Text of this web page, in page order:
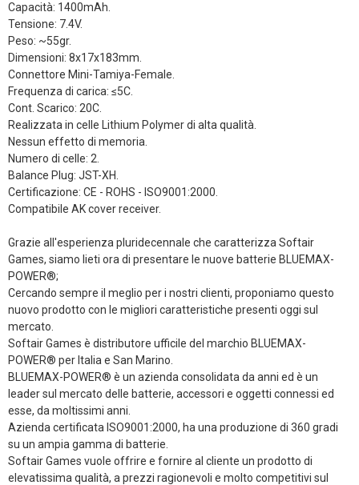
Capacità: 1400mAh.
Tensione: 7.4V.
Peso: ~55gr.
Dimensioni: 8x17x183mm.
Connettore Mini-Tamiya-Female.
Frequenza di carica: ≤5C.
Cont. Scarico: 20C.
Realizzata in celle Lithium Polymer di alta qualità.
Nessun effetto di memoria.
Numero di celle: 2.
Balance Plug: JST-XH.
Certificazione: CE - ROHS - ISO9001:2000.
Compatibile AK cover receiver.
Grazie all'esperienza pluridecennale che caratterizza Softair
Games, siamo lieti ora di presentare le nuove batterie BLUEMAX-
POWER®;
Cercando sempre il meglio per i nostri clienti, proponiamo questo
nuovo prodotto con le migliori caratteristiche presenti oggi sul
mercato.
Softair Games è distributore ufficile del marchio BLUEMAX-
POWER® per Italia e San Marino.
BLUEMAX-POWER® è un azienda consolidata da anni ed è un
leader sul mercato delle batterie, accessori e oggetti connessi ed
esse, da moltissimi anni.
Azienda certificata ISO9001:2000, ha una produzione di 360 gradi
su un ampia gamma di batterie.
Softair Games vuole offrire e fornire al cliente un prodotto di
elevatissima qualità, a prezzi ragionevoli e molto competitivi sul